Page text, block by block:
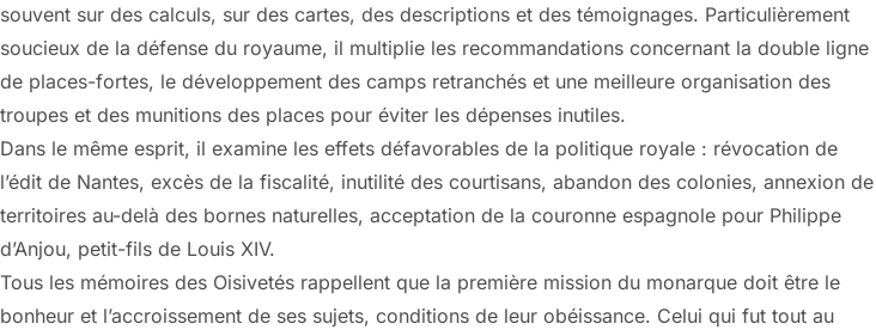
souvent sur des calculs, sur des cartes, des descriptions et des témoignages. Particulièrement
soucieux de la défense du royaume, il multiplie les recommandations concernant la double ligne
de places-fortes, le développement des camps retranchés et une meilleure organisation des
troupes et des munitions des places pour éviter les dépenses inutiles.
Dans le même esprit, il examine les effets défavorables de la politique royale : révocation de
l’édit de Nantes, excès de la fiscalité, inutilité des courtisans, abandon des colonies, annexion de
territoires au-delà des bornes naturelles, acceptation de la couronne espagnole pour Philippe
d’Anjou, petit-fils de Louis XIV.
Tous les mémoires des Oisivetés rappellent que la première mission du monarque doit être le
bonheur et l’accroissement de ses sujets, conditions de leur obéissance. Celui qui fut tout au